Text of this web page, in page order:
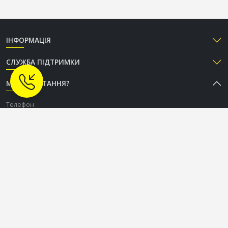
ІНФОРМАЦІЯ
СЛУЖБА ПІДТРИМКИ
МАЄТЕ ПИТАННЯ?
Телефон